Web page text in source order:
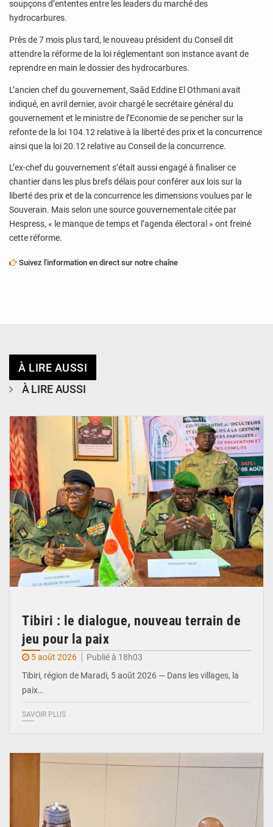
soupçons d’ententes entre les leaders du marché des
hydrocarbures.
Près de 7 mois plus tard, le nouveau président du Conseil dit
attendre la réforme de la loi réglementant son instance avant de
reprendre en main le dossier des hydrocarbures.
L’ancien chef du gouvernement, Saâd Eddine El Othmani avait
indiqué, en avril dernier, avoir chargé le secrétaire général du
gouvernement et le ministre de l’Economie de se pencher sur la
refonte de la loi 104.12 relative à la liberté des prix et la concurrence
ainsi que la loi 20.12 relative au Conseil de la concurrence.
L’ex-chef du gouvernement s’était aussi engagé à finaliser ce
chantier dans les plus brefs délais pour conférer aux lois sur la
liberté des prix et de la concurrence les dimensions voulues par le
Souverain. Mais selon une source gouvernementale citée par
Hespress, « le manque de temps et l’agenda électoral » ont freiné
cette réforme.
Suivez l'information en direct sur notre chaîne
À LIRE AUSSI
À LIRE AUSSI
Tibiri : le dialogue, nouveau terrain de
jeu pour la paix
5 août 2026
Publié à 18h03
Tibiri, région de Maradi, 5 août 2026 — Dans les villages, la
paix…
SAVOIR PLUS